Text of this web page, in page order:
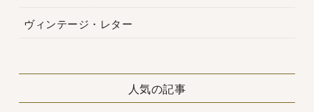
ヴィンテージ・レター
人気の記事